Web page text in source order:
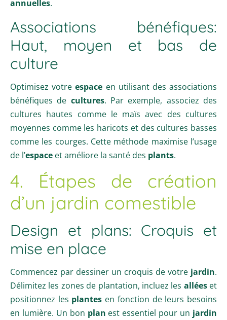
annuelles.
Associations bénéfiques:
Haut, moyen et bas de
culture
Optimisez votreespace en utilisant des associations
bénéfiques de cultures. Par exemple, associez des
cultures hautes comme le maïs avec des cultures
moyennes comme les haricots et des cultures basses
comme les courges. Cette méthode maximise l’usage
de l’espace et améliore la santé des plants.
4. Étapes de création
d’un jardin comestible
Design et plans: Croquis et
mise en place
Commencez par dessiner un croquis de votre jardin.
Délimitez les zones de plantation, incluez les alléeset
positionnez les plantes en fonction de leurs besoins
en lumière. Un bon plan est essentiel pour un jardin